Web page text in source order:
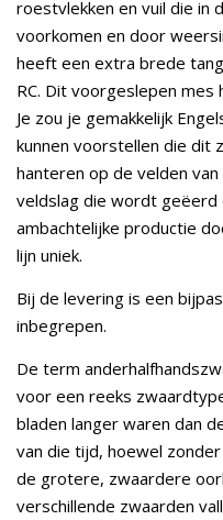
roestvlekken en vuil die in
voorkomen en door
heeft een extra brede
RC. Dit voorgeslepen
Je zou je gemakkelijk
kunnen voorstellen die dit
hanteren op de velden
veldslag die wordt geëerd
ambachtelijke productie
lijn uniek.
Bij de levering is een
inbegrepen.
De term
voor een reeks
bladen langer waren dan
van die tijd, hoewel
de grotere, zwaardere
verschillende zwaarden